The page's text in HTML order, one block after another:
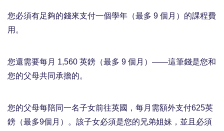
您必須有足夠的錢來支付一個學年（最多 9 個月）的課程費
用。
您還需要每月 1,560 英鎊（最多 9 個月）——這筆錢是您和
您的父母共同承擔的。
您的父母每陪同一名子女前往英國，每月需額外支付625英
鎊（最多9個月）。該子女必須是您的兄弟姐妹，並且必須